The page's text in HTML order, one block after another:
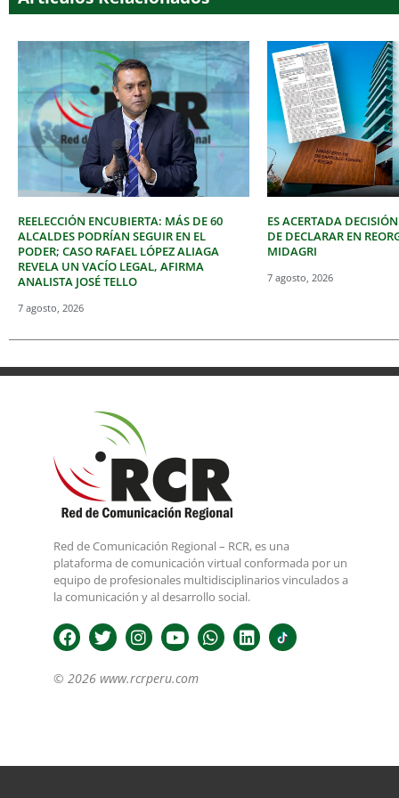
REELECCIÓN ENCUBIERTA: MÁS DE 60
ALCALDES PODRÍAN SEGUIR EN EL
PODER; CASO RAFAEL LÓPEZ ALIAGA
REVELA UN VACÍO LEGAL, AFIRMA
ANALISTA JOSÉ TELLO
7 agosto, 2026
ES ACERTADA
DE DECLARAR EN
MIDAGRI
7 agosto, 2026
Red de Comunicación Regional – RCR, es una
plataforma de comunicación virtual conformada por un
equipo de profesionales multidisciplinarios vinculados a
la comunicación y al desarrollo social.
© 2026 www.rcrperu.com